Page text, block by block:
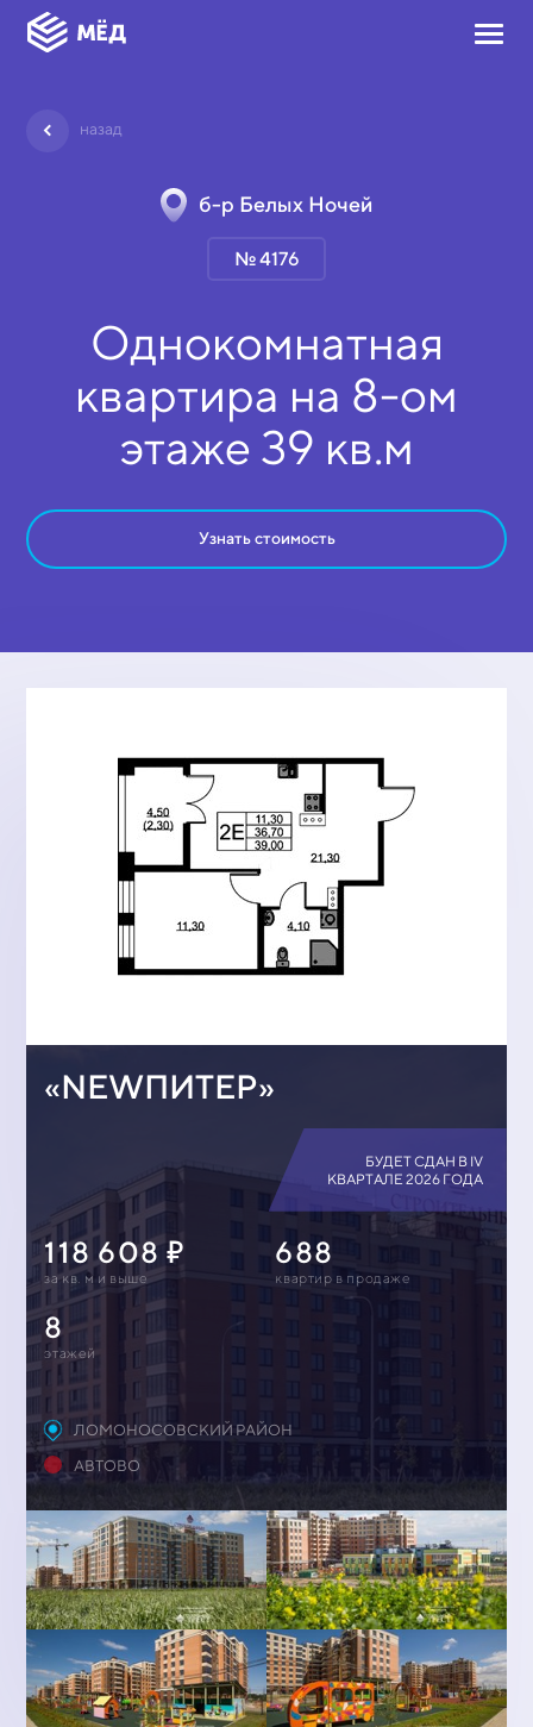
назад
б-р Белых Ночей
№ 4176
Однокомнатная
квартира на 8-ом
этаже 39 кв.м
Узнать стоимость
«NEWПИТЕР»
БУДЕТ СДАН В IV
КВАРТАЛЕ 2026 ГОДА
118 608
за кв. м и выше
688
квартир в продаже
8
этажей
ЛОМОНОСОВСКИЙ РАЙОН
АВТОВО